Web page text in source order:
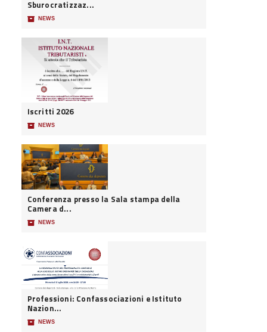
Sburocratizzaz...
📦 NEWS
Iscritti 2026
📦 NEWS
Conferenza presso la Sala stampa della
Camera d...
📦 NEWS
Professioni: Confassociazioni e Istituto
Nazion...
📦 NEWS